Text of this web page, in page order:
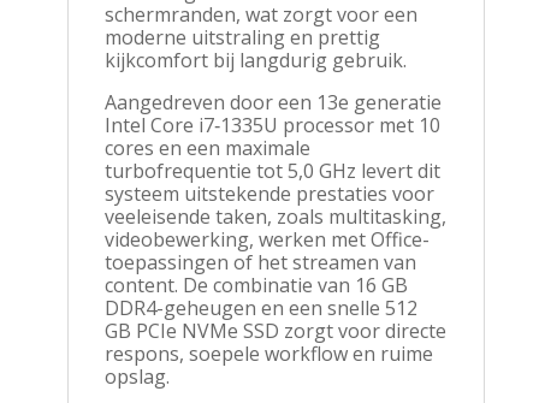
schermranden, wat zorgt voor een
moderne uitstraling en prettig
kijkcomfort bij langdurig gebruik.
Aangedreven door een 13e generatie
Intel Core i7‑1335U processor met 10
cores en een maximale
turbofrequentie tot 5,0 GHz levert dit
systeem uitstekende prestaties voor
veeleisende taken, zoals multitasking,
videobewerking, werken met Office-
toepassingen of het streamen van
content. De combinatie van 16 GB
DDR4-geheugen en een snelle 512
GB PCIe NVMe SSD zorgt voor directe
respons, soepele workflow en ruime
opslag.